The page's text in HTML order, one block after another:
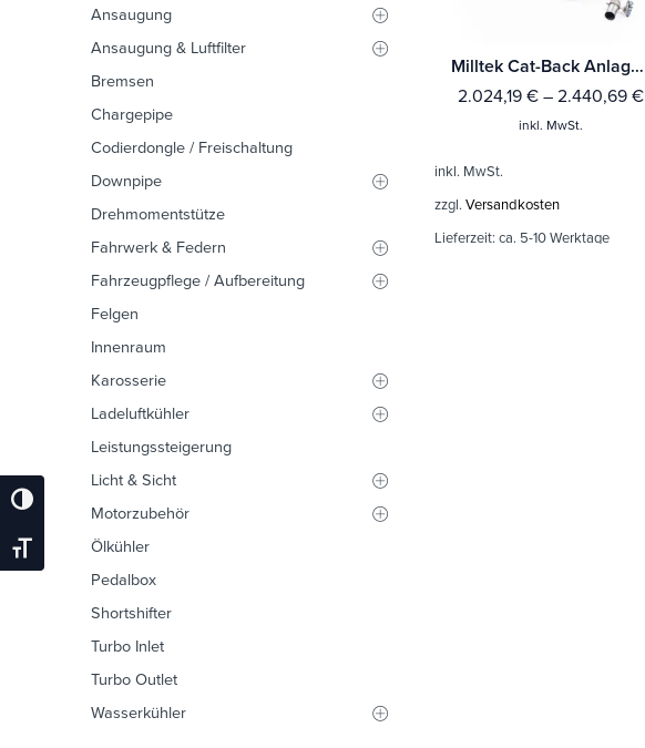
Umschalten Auf Hohe Kontraste
Schrift Vergrößern
Milltek Cat-Back Anlage Hyundai i30 N Performance 2.0 T-GDi Fastback (275PS - (Fahrzeuge mit OPF)
2.024,19 € – 2.440,69 €
inkl. MwSt.
inkl. MwSt.
zzgl. Versandkosten
Lieferzeit: ca. 5-10 Werktage
Ansaugung
Ansaugung & Luftfilter
Bremsen
Chargepipe
Codierdongle / Freischaltung
Downpipe
Drehmomentstütze
Fahrwerk & Federn
Fahrzeugpflege / Aufbereitung
Felgen
Innenraum
Karosserie
Ladeluftkühler
Leistungssteigerung
Licht & Sicht
Motorzubehör
Ölkühler
Pedalbox
Shortshifter
Turbo Inlet
Turbo Outlet
Wasserkühler